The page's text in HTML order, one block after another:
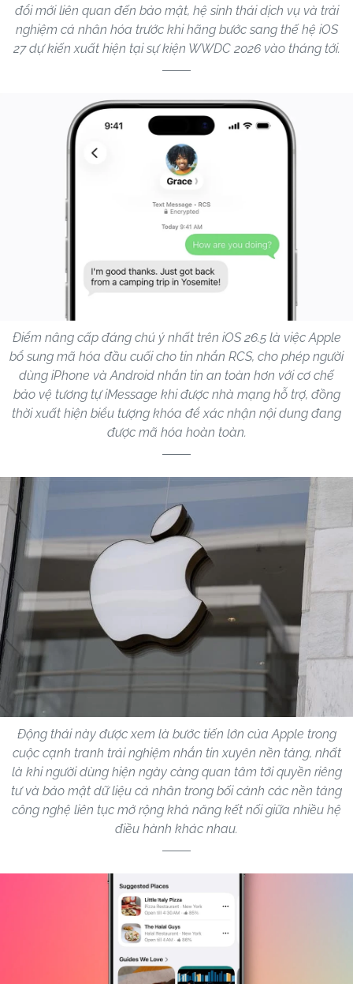
đổi mới liên quan đến bảo mật, hệ sinh thái dịch vụ và trải
nghiệm cá nhân hóa trước khi hãng bước sang thế hệ iOS
27 dự kiến xuất hiện tại sự kiện WWDC 2026 vào tháng tới.
Điểm nâng cấp đáng chú ý nhất trên iOS 26.5 là việc Apple
bổ sung mã hóa đầu cuối cho tin nhắn RCS, cho phép người
dùng iPhone và Android nhắn tin an toàn hơn với cơ chế
bảo vệ tương tự iMessage khi được nhà mạng hỗ trợ, đồng
thời xuất hiện biểu tượng khóa để xác nhận nội dung đang
được mã hóa hoàn toàn.
Động thái này được xem là bước tiến lớn của Apple trong
cuộc cạnh tranh trải nghiệm nhắn tin xuyên nền tảng, nhất
là khi người dùng hiện ngày càng quan tâm tới quyền riêng
tư và bảo mật dữ liệu cá nhân trong bối cảnh các nền tảng
công nghệ liên tục mở rộng khả năng kết nối giữa nhiều hệ
điều hành khác nhau.